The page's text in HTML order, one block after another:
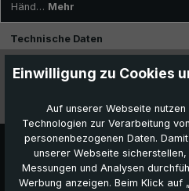
Händ… Mehr
Technische Daten
Besonderheiten
Einwilligung zu Cookies
Auf unserer Webseite
Technologien zur Verarbeitung
personenbezogenen Daten.
unserer Webseite
Messungen und Analysen
Werbung anzeigen. Beim Klick auf